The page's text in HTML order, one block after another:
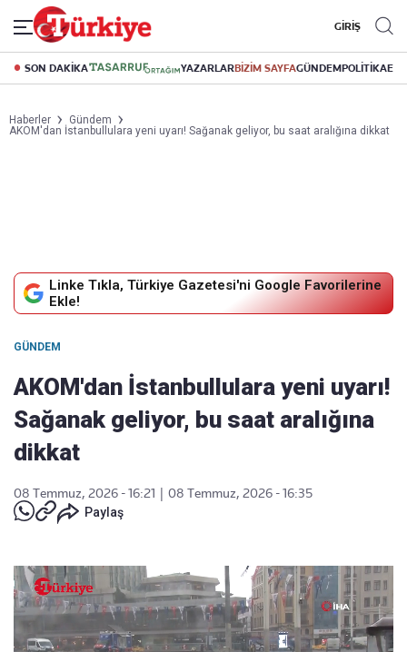
GİRİŞ
SON DAKİKA YAZARLARBİZİM SAYFAGÜNDEMPOLİTİKA
Haberler
Gündem
AKOM'dan İstanbullulara yeni uyarı! Sağanak geliyor, bu saat aralığına dikkat
Linke Tıkla, Türkiye Gazetesi'ni Google Favorilerine
Ekle!
GÜNDEM
AKOM'dan İstanbullulara yeni uyarı!
Sağanak geliyor, bu saat aralığına
dikkat
08 Temmuz, 2026 - 16:21
08 Temmuz, 2026 - 16:35
Paylaş